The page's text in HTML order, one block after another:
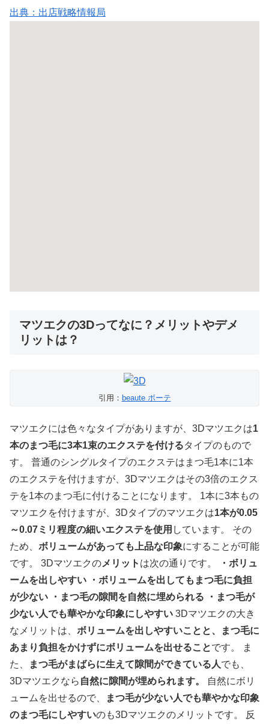
出典：出店戦略情報局
マツエクの3Dってなに？メリットやデメ
リットは？
引用： beaute ボーテ
マツエクには色々なタイプがありますが、3Dマツエクは1
本のまつ毛に3本1束のエクステを付けるタイプのもので
す。 普通のシングルタイプのエクステはまつ毛1本に1本
のエクステを付けますが、3Dマツエクはその3倍のエクス
テを1本のまつ毛に付けることになります。 1本に3本もの
マツエクを付けますが、3Dタイプのマツエクは1本が0.05
～0.07ミリ程度の細いエクステを使用 しています。 その
ため、 ボリュームがあっても上品な印象にすることが可能
です。 3Dマツエクのメリット は次の通りです。
・ボリュ
ームを出しやすい
・ボリュームを出してもまつ毛に負担
が少ない
・まつ毛の隙間を自然に埋められる
・まつ毛が
少ない人でも華やかな印象にしやすい 3Dマツエクの大き
なメリットは、 ボリュームを出しやすいことと、まつ毛に
あまり負担をかけずにボリュームを出せることです。 ま
た、
まつ毛がまばらに生えて隙間ができている人でも、
3Dマツエクなら 自然に隙間が埋められます。
自然にボリ
ュームを出せるので、
まつ毛が少ない人でも華やかな印象
のまつ毛にしやすいのも3Dマツエクのメリットです。 反